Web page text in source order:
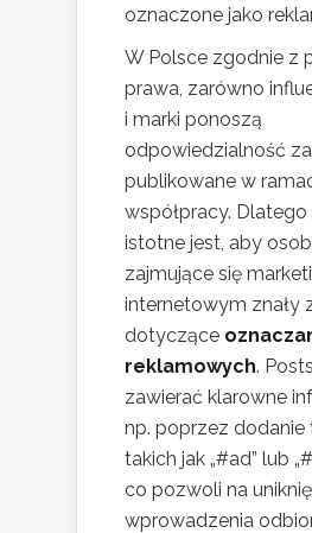
oznaczone jako
W Polsce zgodnie z
prawa, zarówno
i marki ponoszą
odpowiedzialność
publikowane w
współpracy.
istotne jest, aby
zajmujące się
internetowym znały
dotyczące
reklamowych.
zawierać klarowne
np. poprzez dodanie
takich jak „#ad” lub
co pozwoli na
wprowadzenia